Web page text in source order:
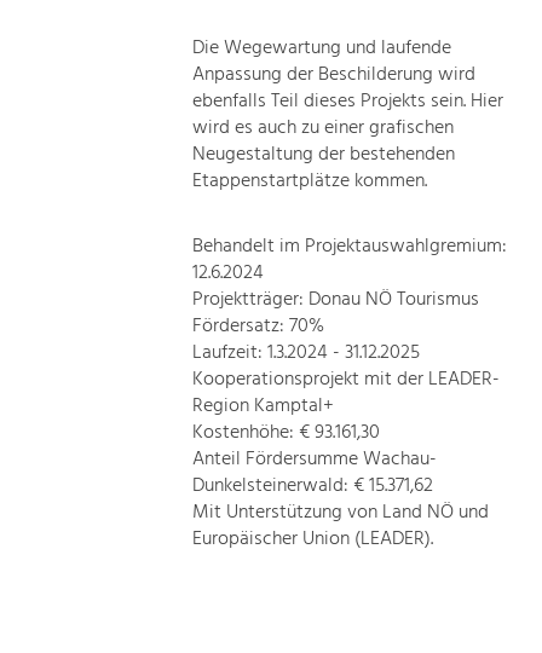
Die Wegewartung und laufende
Anpassung der Beschilderung wird
ebenfalls Teil dieses Projekts sein. Hier
wird es auch zu einer grafischen
Neugestaltung der bestehenden
Etappenstartplätze kommen.
Behandelt im Projektauswahlgremium:
12.6.2024
Projektträger: Donau NÖ Tourismus
Fördersatz: 70%
Laufzeit: 1.3.2024 - 31.12.2025
Kooperationsprojekt mit der LEADER-
Region Kamptal+
Kostenhöhe: € 93.161,30
Anteil Fördersumme Wachau-
Dunkelsteinerwald: € 15.371,62
Mit Unterstützung von Land NÖ und
Europäischer Union (LEADER).